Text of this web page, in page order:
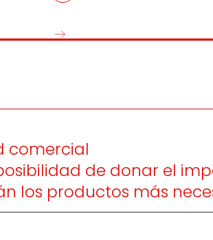
comercial
de donar el
los productos más